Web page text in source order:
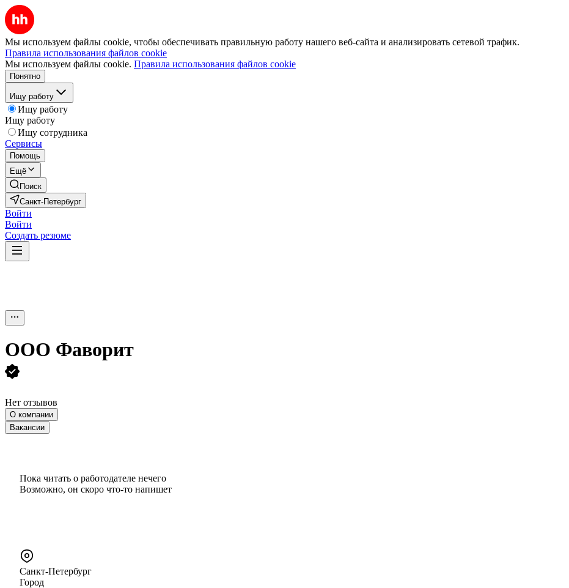
Мы используем файлы cookie, чтобы обеспечивать правильную работу нашего веб-сайта и анализировать сетевой трафик.
Правила использования файлов cookie
Мы используем файлы cookie. Правила использования файлов cookie
Понятно
Ищу работу
Ищу работу
Ищу работу
Ищу сотрудника
Сервисы
Помощь
Ещё
Поиск
Санкт-Петербург
Войти
Войти
Создать резюме
ООО Фаворит
Нет отзывов
О компании
Вакансии
Пока читать о работодателе нечего
Возможно, он скоро что‑то напишет
Санкт-Петербург
Город